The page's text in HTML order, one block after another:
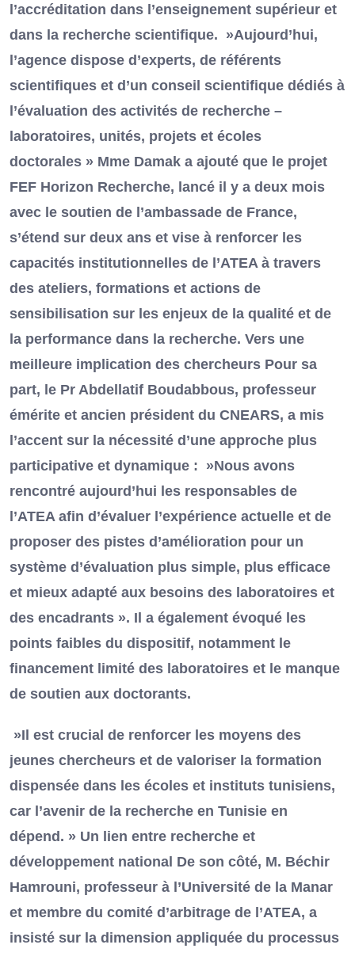
l’accréditation dans l’enseignement supérieur et
dans la recherche scientifique. »Aujourd’hui,
l’agence dispose d’experts, de référents
scientifiques et d’un conseil scientifique dédiés à
l’évaluation des activités de recherche –
laboratoires, unités, projets et écoles
doctorales » Mme Damak a ajouté que le projet
FEF Horizon Recherche, lancé il y a deux mois
avec le soutien de l’ambassade de France,
s’étend sur deux ans et vise à renforcer les
capacités institutionnelles de l’ATEA à travers
des ateliers, formations et actions de
sensibilisation sur les enjeux de la qualité et de
la performance dans la recherche. Vers une
meilleure implication des chercheurs Pour sa
part, le Pr Abdellatif Boudabbous, professeur
émérite et ancien président du CNEARS, a mis
l’accent sur la nécessité d’une approche plus
participative et dynamique : »Nous avons
rencontré aujourd’hui les responsables de
l’ATEA afin d’évaluer l’expérience actuelle et de
proposer des pistes d’amélioration pour un
système d’évaluation plus simple, plus efficace
et mieux adapté aux besoins des laboratoires et
des encadrants ». Il a également évoqué les
points faibles du dispositif, notamment le
financement limité des laboratoires et le manque
de soutien aux doctorants.
»Il est crucial de renforcer les moyens des
jeunes chercheurs et de valoriser la formation
dispensée dans les écoles et instituts tunisiens,
car l’avenir de la recherche en Tunisie en
dépend. » Un lien entre recherche et
développement national De son côté, M. Béchir
Hamrouni, professeur à l’Université de la Manar
et membre du comité d’arbitrage de l’ATEA, a
insisté sur la dimension appliquée du processus